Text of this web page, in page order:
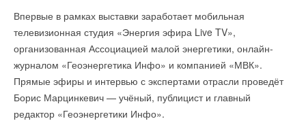
Впервые в рамках выставки заработает мобильная
телевизионная студия «Энергия эфира Live TV»,
организованная Ассоциацией малой энергетики, онлайн-
журналом «Геоэнергетика Инфо» и компанией «МВК».
Прямые эфиры и интервью с экспертами отрасли проведёт
Борис Марцинкевич — учёный, публицист и главный
редактор «Геоэнергетики Инфо».
экспертами, пообщались с Алексеем Василенко — спикером
курса по электрике, а также получили возможность
протестировать профессиональный инструмент KNIPEX,
SHTOK и Ballu Super Star.
Журнал «СОК», традиционный информационный партнёр
ОВКЭС, также посетил мероприятие. Редакция отмечает
Добавить комментарий
Ваше имя *
Ваш E-mail *
приглашенных артистов и бесценное общение в кампании
коллег-профессионалов из разных городов.